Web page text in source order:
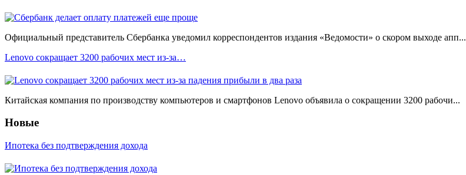
Официальный представитель Сбербанка уведомил корреспондентов издания «Ведомости» о скором выходе апп...
Lenovo сокращает 3200 рабочих мест из-за…
Китайская компания по производству компьютеров и смартфонов Lenovo объявила о сокращении 3200 рабочи...
Новые
Ипотека без подтверждения дохода